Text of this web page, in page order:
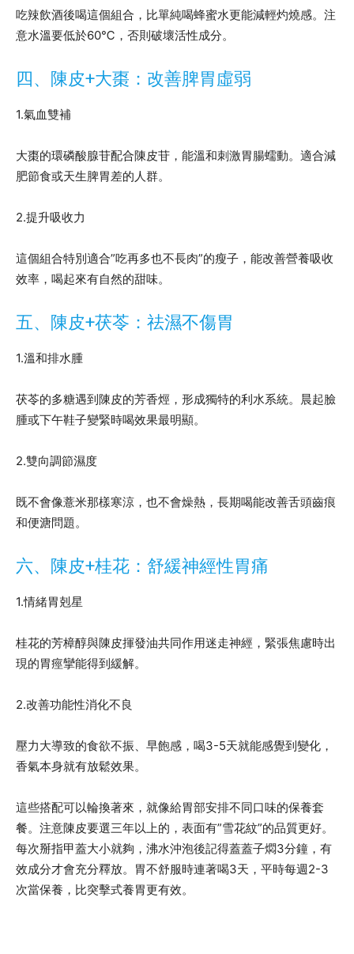
吃辣飲酒後喝這個組合，比單純喝蜂蜜水更能減輕灼燒感。注
意水溫要低於60℃，否則破壞活性成分。
四、陳皮+大棗：改善脾胃虛弱
1.氣血雙補
大棗的環磷酸腺苷配合陳皮苷，能溫和刺激胃腸蠕動。適合減
肥節食或天生脾胃差的人群。
2.提升吸收力
這個組合特別適合”吃再多也不長肉”的瘦子，能改善營養吸收
效率，喝起來有自然的甜味。
五、陳皮+茯苓：祛濕不傷胃
1.溫和排水腫
茯苓的多糖遇到陳皮的芳香烴，形成獨特的利水系統。晨起臉
腫或下午鞋子變緊時喝效果最明顯。
2.雙向調節濕度
既不會像薏米那樣寒涼，也不會燥熱，長期喝能改善舌頭齒痕
和便溏問題。
六、陳皮+桂花：舒緩神經性胃痛
1.情緒胃剋星
桂花的芳樟醇與陳皮揮發油共同作用迷走神經，緊張焦慮時出
現的胃痙攣能得到緩解。
2.改善功能性消化不良
壓力大導致的食欲不振、早飽感，喝3-5天就能感覺到變化，
香氣本身就有放鬆效果。
這些搭配可以輪換著來，就像給胃部安排不同口味的保養套
餐。注意陳皮要選三年以上的，表面有”雪花紋”的品質更好。
每次掰指甲蓋大小就夠，沸水沖泡後記得蓋蓋子燜3分鐘，有
效成分才會充分釋放。胃不舒服時連著喝3天，平時每週2-3
次當保養，比突擊式養胃更有效。